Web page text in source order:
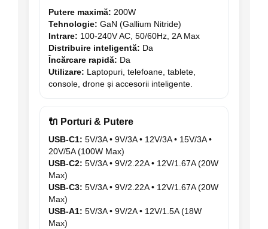
Putere maximă: 200W
Tehnologie: GaN (Gallium Nitride)
Intrare: 100-240V AC, 50/60Hz, 2A Max
Distribuire inteligentă: Da
Încărcare rapidă: Da
Utilizare: Laptopuri, telefoane, tablete,
console, drone și accesorii inteligente.
🔌 Porturi & Putere
USB-C1: 5V/3A • 9V/3A • 12V/3A • 15V/3A •
20V/5A (100W Max)
USB-C2: 5V/3A • 9V/2.22A • 12V/1.67A (20W
Max)
USB-C3: 5V/3A • 9V/2.22A • 12V/1.67A (20W
Max)
USB-A1: 5V/3A • 9V/2A • 12V/1.5A (18W
Max)